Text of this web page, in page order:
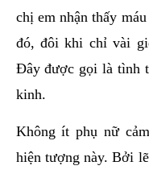
chị em nhận thấy
đó, đôi khi chỉ vài
Đây được gọi là tình
kinh.
Không ít phụ nữ
hiện tượng này. Bởi